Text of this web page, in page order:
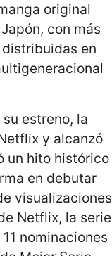
original
con más
en
estreno, la
y alcanzó
un hito histórico
en debutar
visualizaciones
Netflix, la serie
nominaciones